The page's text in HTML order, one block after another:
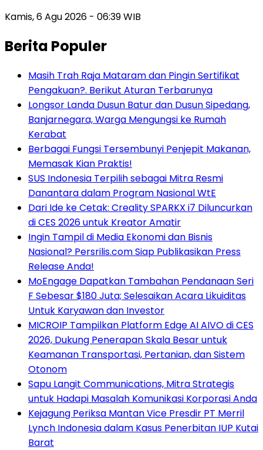
Kamis, 6 Agu 2026 - 06:39 WIB
Berita Populer
Masih Trah Raja Mataram dan Pingin Sertifikat
Pengakuan?. Berikut Aturan Terbarunya
Longsor Landa Dusun Batur dan Dusun Sipedang,
Banjarnegara, Warga Mengungsi ke Rumah
Kerabat
Berbagai Fungsi Tersembunyi Penjepit Makanan,
Memasak Kian Praktis!
SUS Indonesia Terpilih sebagai Mitra Resmi
Danantara dalam Program Nasional WtE
Dari Ide ke Cetak: Creality SPARKX i7 Diluncurkan
di CES 2026 untuk Kreator Amatir
Ingin Tampil di Media Ekonomi dan Bisnis
Nasional? Persrilis.com Siap Publikasikan Press
Release Anda!
MoEngage Dapatkan Tambahan Pendanaan Seri
F Sebesar $180 Juta; Selesaikan Acara Likuiditas
Untuk Karyawan dan Investor
MICROIP Tampilkan Platform Edge AI AIVO di CES
2026, Dukung Penerapan Skala Besar untuk
Keamanan Transportasi, Pertanian, dan Sistem
Otonom
Sapu Langit Communications, Mitra Strategis
untuk Hadapi Masalah Komunikasi Korporasi Anda
Kejagung Periksa Mantan Vice Presdir PT Merril
Lynch Indonesia dalam Kasus Penerbitan IUP Kutai
Barat